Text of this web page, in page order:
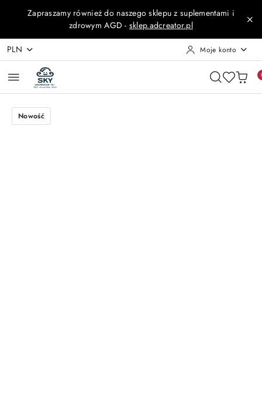
Przejdź do treści głównej
Przejdź do wyszukiwarki
Przejdź do moje konto
Przejdź do menu głównego
Przejdź do opisu produktu
Przejdź do stopki
Zapraszamy również do naszego sklepu z suplementami i
zdrowym AGD - sklep.adcreator.pl
PLN Moje konto
Nowość